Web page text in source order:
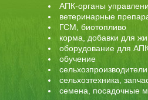
АПК-органы
ветеринарные
ГСМ, биотопливо
корма, добавки для
оборудование для
обучение
сельхозтехника,
семена, посадочные